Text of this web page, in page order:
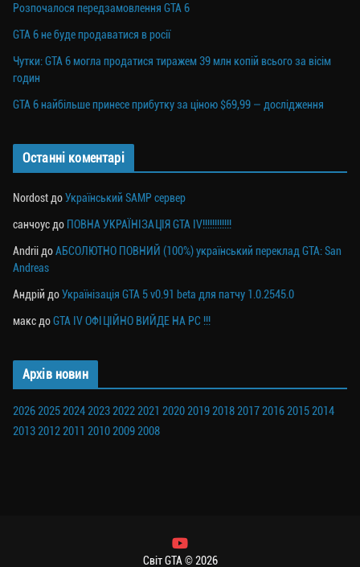
Розпочалося передзамовлення GTA 6
GTA 6 не буде продаватися в росії
Чутки: GTA 6 могла продатися тиражем 39 млн копій всього за вісім
годин
GTA 6 найбільше принесе прибутку за ціною $69,99 — дослідження
Останні коментарі
Nordost доУкраїнський SAMP сервер
санчоус до ПОВНА УКРАЇНІЗАЦІЯ GTA IV!!!!!!!!!!!!
Andrii доАБСОЛЮТНО ПОВНИЙ (100%) український переклад GTA: San
Andreas
Андрій доУкраїнізація GTA 5 v0.91 beta для патчу 1.0.2545.0
макс доGTA IV ОФІЦІЙНО ВИЙДЕ НА PC !!!
Архів новин
202620252024202320222021 2020201920182017201620152014
201320122011 201020092008
Світ GTA © 2026